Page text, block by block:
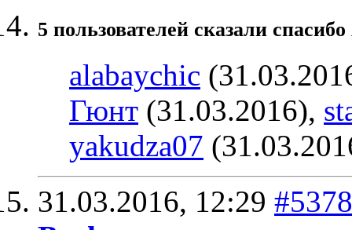
5 пользователей сказали
alabaychic
Гюнт (31.03.2016),
yakudza07
31.03.2016, 12:29 #5378